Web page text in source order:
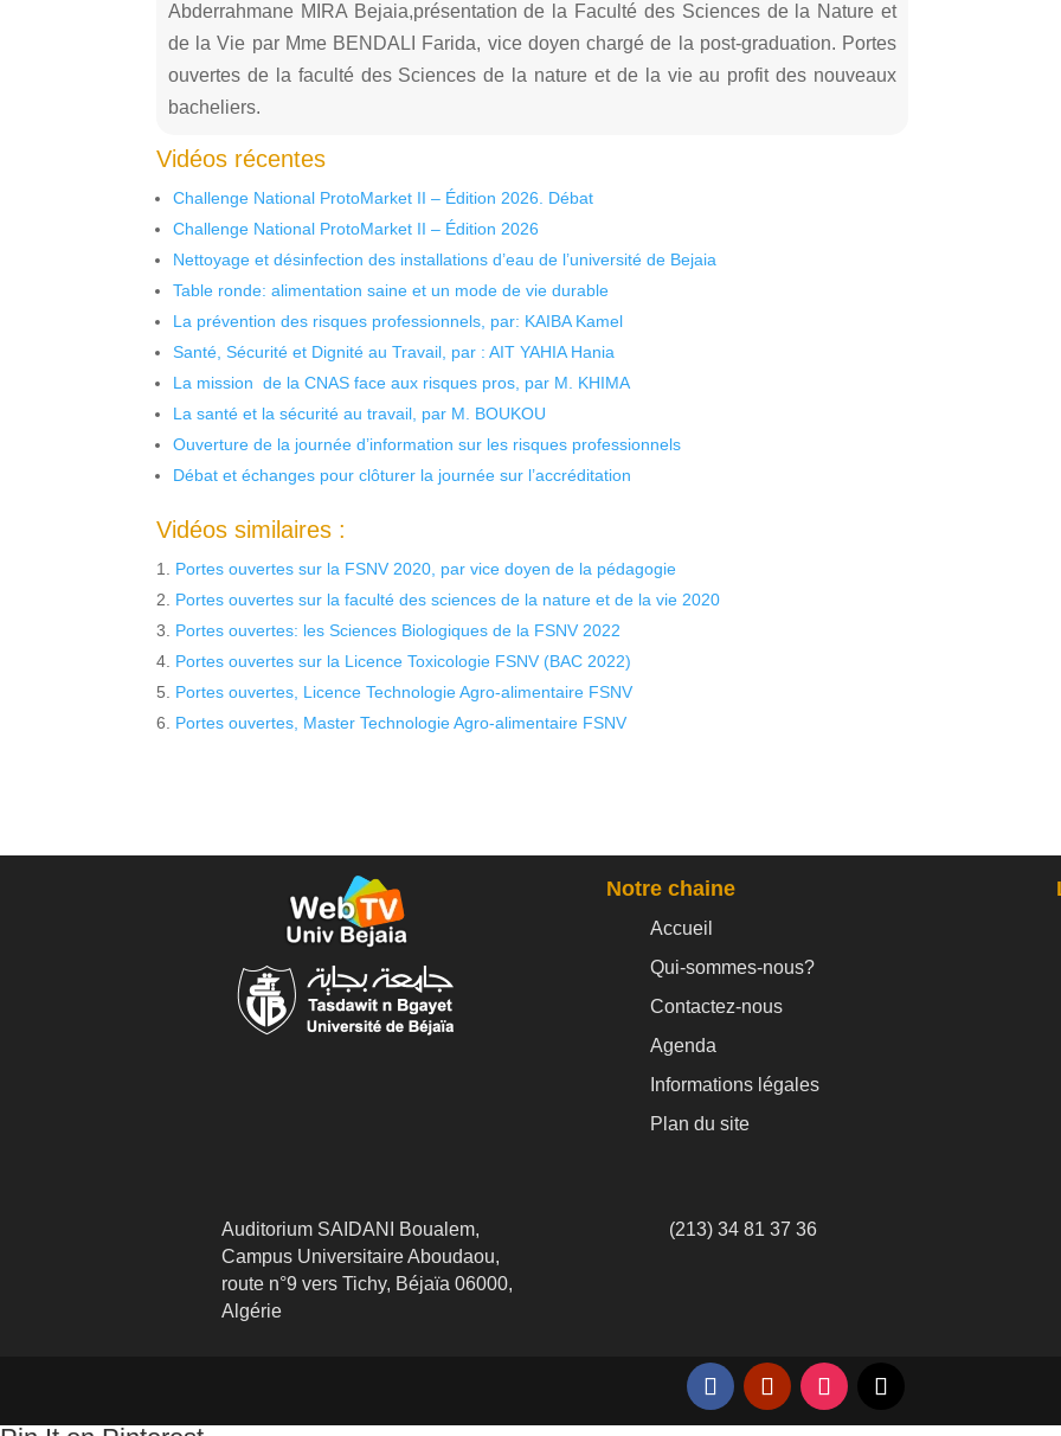
Abderrahmane MIRA Bejaia,présentation de la Faculté des Sciences de la Nature et
de la Vie par Mme BENDALI Farida, vice doyen chargé de la post-graduation. Portes
ouvertes de la faculté des Sciences de la nature et de la vie au profit des nouveaux
bacheliers.
Vidéos récentes
Challenge National ProtoMarket II – Édition 2026. Débat
Challenge National ProtoMarket II – Édition 2026
Nettoyage et désinfection des installations d’eau de l’université de Bejaia
Table ronde: alimentation saine et un mode de vie durable
La prévention des risques professionnels, par: KAIBA Kamel
Santé, Sécurité et Dignité au Travail, par : AIT YAHIA Hania
La mission de la CNAS face aux risques pros, par M. KHIMA
La santé et la sécurité au travail, par M. BOUKOU
Ouverture de la journée d’information sur les risques professionnels
Débat et échanges pour clôturer la journée sur l’accréditation
Vidéos similaires :
Portes ouvertes sur la FSNV 2020, par vice doyen de la pédagogie
Portes ouvertes sur la faculté des sciences de la nature et de la vie 2020
Portes ouvertes: les Sciences Biologiques de la FSNV 2022
Portes ouvertes sur la Licence Toxicologie FSNV (BAC 2022)
Portes ouvertes, Licence Technologie Agro-alimentaire FSNV
Portes ouvertes, Master Technologie Agro-alimentaire FSNV
Notre chaine
Accueil
Qui-sommes-nous?
Contactez-nous
Agenda
Informations légales
Plan du site
Auditorium SAIDANI Boualem,
Campus Universitaire Aboudaou,
route n°9 vers Tichy, Béjaïa 06000,
Algérie
(213) 34 81 37 36